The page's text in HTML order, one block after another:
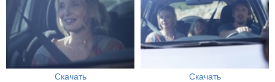
Скачать Скачать